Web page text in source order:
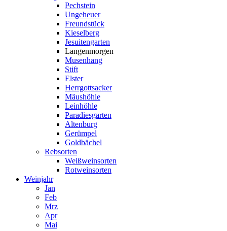
Pechstein
Ungeheuer
Freundstück
Kieselberg
Jesuitengarten
Langenmorgen
Musenhang
Stift
Elster
Herrgottsacker
Mäushöhle
Leinhöhle
Paradiesgarten
Altenburg
Gerümpel
Goldbächel
Rebsorten
Weißweinsorten
Rotweinsorten
Weinjahr
Jan
Feb
Mrz
Apr
Mai